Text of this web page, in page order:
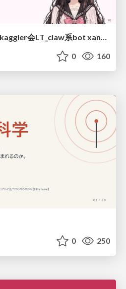
20260807_第6回_関東kaggler会LT_claw系bot xangiと始める、"寂しくない" kaggle
0 160
0 250